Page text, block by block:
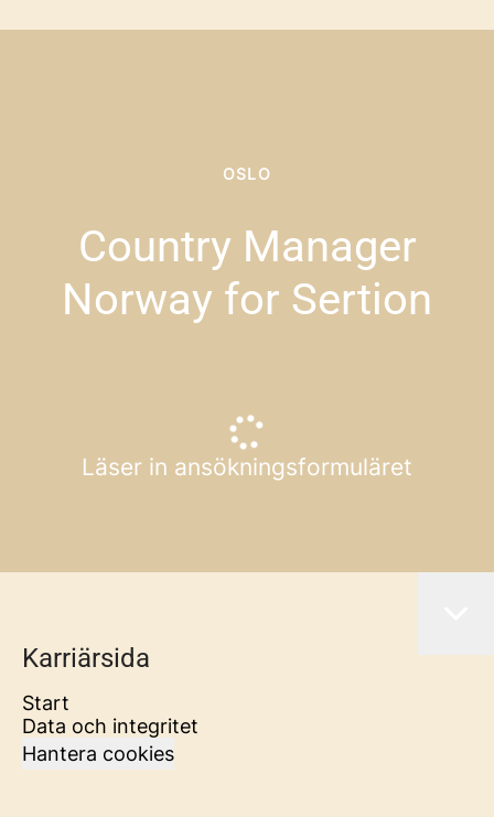
OSLO
Country Manager
Norway for Sertion
Läser in ansökningsformuläret
Karriärsida
Start
Data och integritet
Hantera cookies